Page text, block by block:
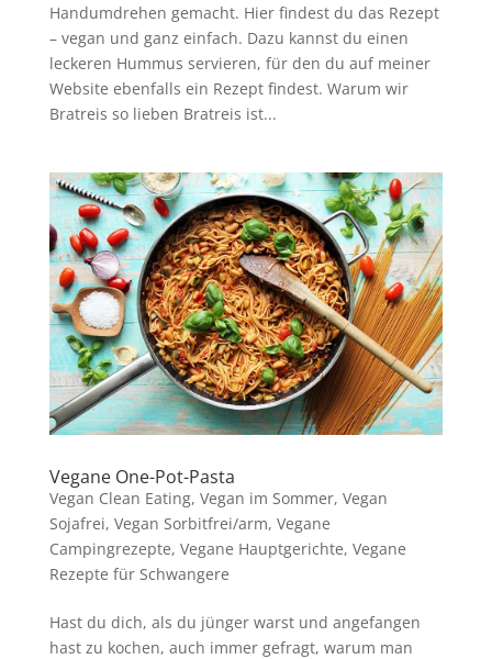
Handumdrehen gemacht. Hier findest du das Rezept
– vegan und ganz einfach. Dazu kannst du einen
leckeren Hummus servieren, für den du auf meiner
Website ebenfalls ein Rezept findest. Warum wir
Bratreis so lieben Bratreis ist...
Vegane One-Pot-Pasta
Vegan Clean Eating, Vegan im Sommer, Vegan
Sojafrei, Vegan Sorbitfrei/arm, Vegane
Campingrezepte, Vegane Hauptgerichte, Vegane
Rezepte für Schwangere
Hast du dich, als du jünger warst und angefangen
hast zu kochen, auch immer gefragt, warum man